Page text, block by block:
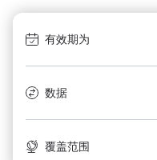
有效期为
数据
覆盖范围